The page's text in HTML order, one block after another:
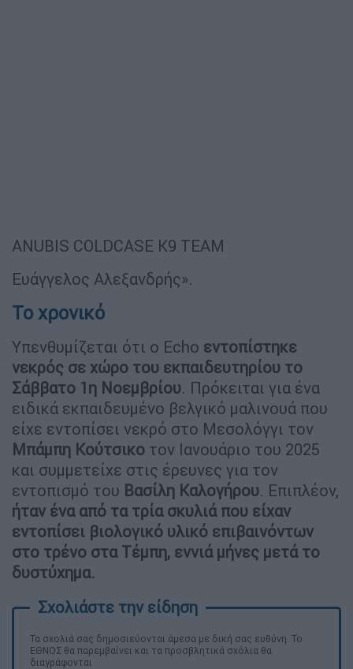
ANUBIS COLDCASE K9 TEAM
Ευάγγελος Αλεξανδρής».
Το χρονικό
Υπενθυμίζεται ότι ο Echo εντοπίστηκε
νεκρός σε χώρο του εκπαιδευτηρίου το
Σάββατο 1η Νοεμβρίου. Πρόκειται για ένα
ειδικά εκπαιδευμένο βελγικό μαλινουά που
είχε εντοπίσει νεκρό στο Μεσολόγγι τον
Μπάμπη Κούτσικο τον Ιανουάριο του 2025
και συμμετείχε στις έρευνες για τον
εντοπισμό του Βασίλη Καλογήρου. Επιπλέον,
ήταν ένα από τα τρία σκυλιά που είχαν
εντοπίσει βιολογικό υλικό επιβαινόντων
στο τρένο στα Τέμπη, εννιά μήνες μετά το
δυστύχημα.
Τα σχολιά σας δημοσιεύονται άμεσα με δική σας ευθύνη. Το
ΕΘΝΟΣ θα παρεμβαίνει και τα προσβλητικά σχόλια θα
διαγράφονται